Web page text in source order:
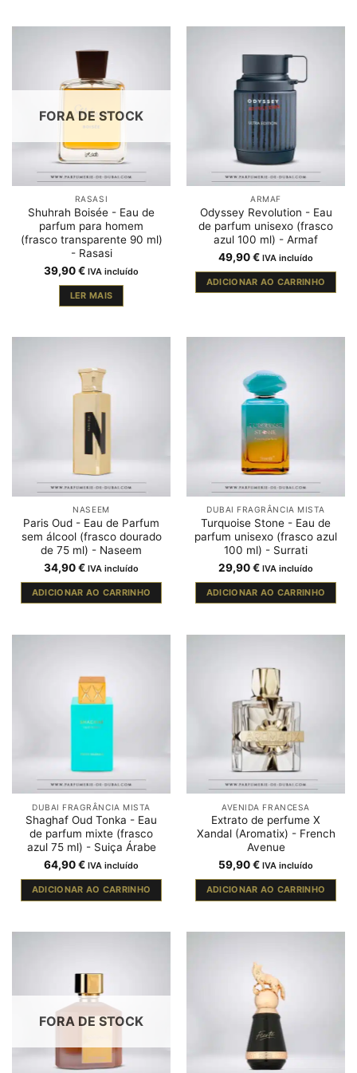
FORA DE STOCK
RASASI
Shuhrah Boisée - Eau de
parfum para homem
(frasco transparente 90 ml)
- Rasasi
39,90€ IVA incluído
LER MAIS
ARMAF
Odyssey Revolution - Eau
de parfum unisexo (frasco
azul 100 ml) - Armaf
49,90€ IVA incluído
ADICIONAR AO CARRINHO
NASEEM
Paris Oud - Eau de Parfum
sem álcool (frasco dourado
de 75 ml) - Naseem
34,90€ IVA incluído
ADICIONAR AO CARRINHO
DUBAI FRAGRÂNCIA MISTA
Turquoise Stone - Eau de
parfum unisexo (frasco azul
100 ml) - Surrati
29,90€ IVA incluído
ADICIONAR AO CARRINHO
DUBAI FRAGRÂNCIA MISTA
Shaghaf Oud Tonka - Eau
de parfum mixte (frasco
azul 75 ml) - Suiça Árabe
64,90€ IVA incluído
ADICIONAR AO CARRINHO
AVENIDA FRANCESA
Extrato de perfume X
Xandal (Aromatix) - French
Avenue
59,90€ IVA incluído
ADICIONAR AO CARRINHO
FORA DE STOCK